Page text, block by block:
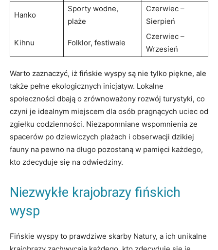
Hanko
Sporty wodne,
plaże
Czerwiec –
Sierpień
Kihnu Folklor, festiwale
Czerwiec⁣ –
Wrzesień
Warto zaznaczyć, iż fińskie ⁢wyspy ‌są nie ‍tylko piękne, ale
także pełne ekologicznych inicjatyw. Lokalne
społeczności dbają o zrównoważony rozwój turystyki, co
czyni je idealnym ⁣miejscem dla osób pragnących uciec od
zgiełku codzienności. Niezapomniane wspomnienia ze
spacerów po ⁣dziewiczych ⁣plażach i obserwacji dzikiej
fauny na pewno na długo pozostaną w pamięci⁢ każdego,⁢
kto zdecyduje się na odwiedziny.
Niezwykłe krajobrazy fińskich
wysp
Fińskie wyspy to prawdziwe⁢ skarby ‌Natury, ⁢a ich unikalne